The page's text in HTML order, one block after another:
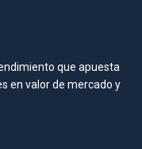
que apuesta
en valor de mercado y